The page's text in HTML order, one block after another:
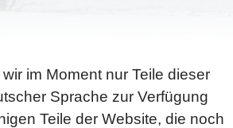
im Moment nur Teile dieser
Sprache zur Verfügung
Teile der Website, die noch